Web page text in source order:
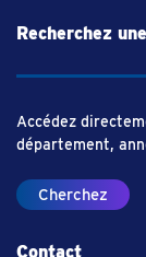
Recherchez
Accédez
département,
Cherchez
Contact